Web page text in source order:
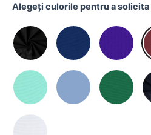
Alegeți culorile pentru a